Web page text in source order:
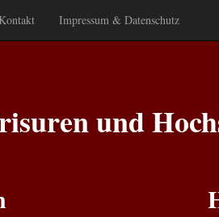
Kontakt Impressum & Datenschutz
und